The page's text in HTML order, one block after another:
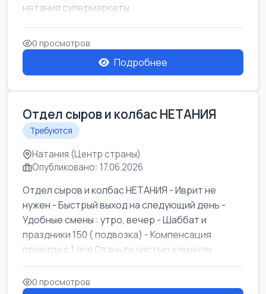
нетания супермаркеты
0 просмотров
Подробнее
Отдел сыров и колбас НЕТАНИЯ
Требуются
Натания (Центр страны)
Опубликовано: 17.06.2026
Отдел сыров и колбас НЕТАНИЯ - Иврит не
нужен - Быстрый выход на следующий день -
Удобные смены : утро, вечер - Шаббат и
праздники 150 ( подвозка) - Компенсация
проезда с 1 дня Станьте частью команды ...
0 просмотров